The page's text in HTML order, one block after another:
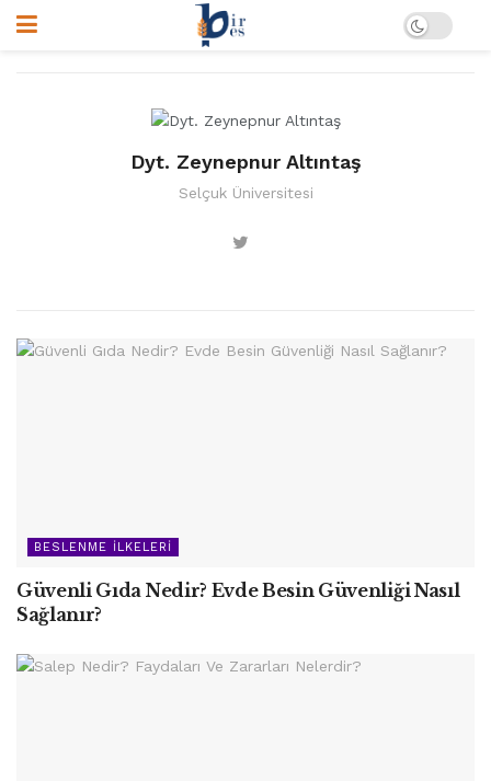
Dyt. Zeynepnur Altıntaş
Selçuk Üniversitesi
BESLENME İLKELERI
Güvenli Gıda Nedir? Evde Besin Güvenliği Nasıl
Sağlanır?